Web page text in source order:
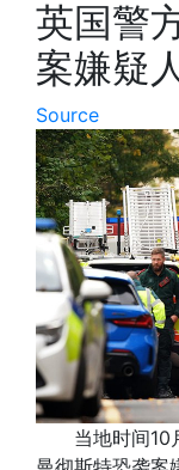
英国警
案嫌疑
Source
当地时间10月